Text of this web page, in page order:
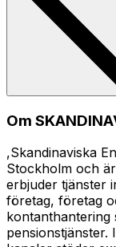
Om
,Skandinaviska
Stockholm och
erbjuder tjänster
företag, företag
pensionstjänster.